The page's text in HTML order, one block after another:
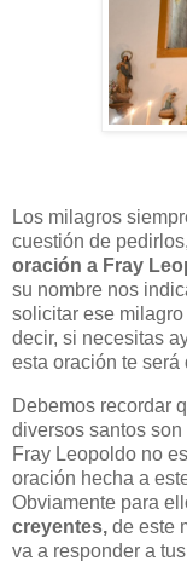
Los milagros
cuestión de
oración a Fray
su nombre nos
solicitar ese
decir, si necesitas
esta oración te será
Debemos recordar
diversos santos
Fray Leopoldo no
oración hecha a
Obviamente para
creyentes, de este
va a responder a